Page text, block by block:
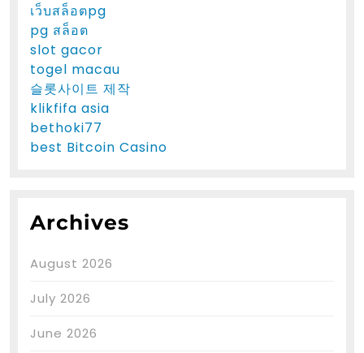
เว็บสล็อตpg
pg สล็อต
slot gacor
togel macau
슬롯사이트 제작
klikfifa asia
bethoki77
best Bitcoin Casino
Archives
August 2026
July 2026
June 2026